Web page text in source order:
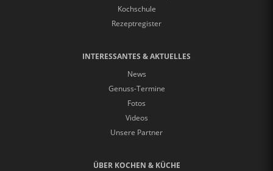
Kochschule
Rezeptregister
INTERESSANTES & AKTUELLES
News
Genuss-Termine
Fotos
Videos
Unsere Partner
ÜBER KOCHEN & KÜCHE